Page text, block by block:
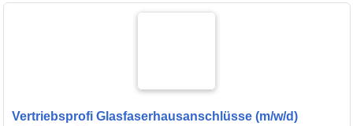
Vertriebsprofi Glasfaserhausanschlüsse (m/w/d)